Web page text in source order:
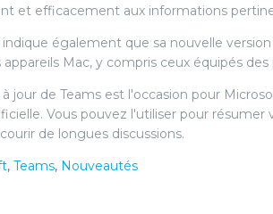
et efficacement aux informations
également que sa nouvelle
Mac, y compris ceux équipés des
jour de Teams est l'occasion pour
Vous pouvez l'utiliser pour
de longues discussions.
, Teams, Nouveautés